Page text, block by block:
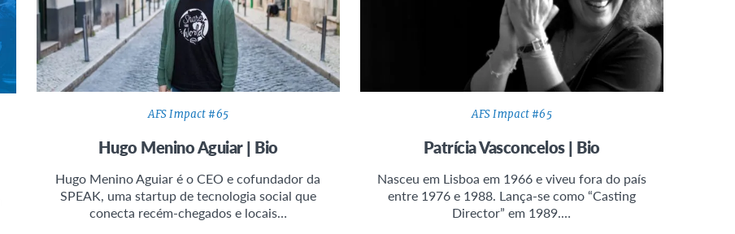
AFS Impact #65
Hugo Menino Aguiar | Bio
Hugo Menino Aguiar é o CEO e cofundador da
SPEAK, uma startup de tecnologia social que
conecta recém-chegados e locais…
AFS Impact #65
Patrícia Vasconcelos | Bio
Nasceu em Lisboa em 1966 e viveu fora do país
entre 1976 e 1988. Lança-se como “Casting
Director” em 1989.…